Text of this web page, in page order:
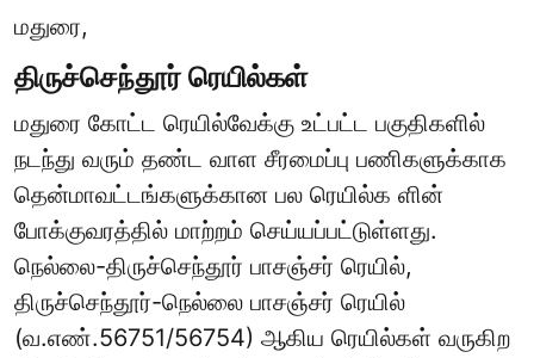
மதுரை,
திருச்செந்தூர் ரெயில்கள்
மதுரை கோட்ட ரெயில்வேக்கு உட்பட்ட பகுதிகளில்
நடந்து வரும் தண்ட வாள சீரமைப்பு பணிகளுக்காக
தென்மாவட்டங்களுக்கான பல ரெயில்க ளின்
போக்குவரத்தில் மாற்றம் செய்யப்பட்டுள்ளது.
நெல்லை-திருச்செந்தூர் பாசஞ்சர் ரெயில்,
திருச்செந்தூர்-நெல்லை பாசஞ்சர் ரெயில்
(வ.எண்.56751/56754) ஆகிய ரெயில்கள் வருகிற